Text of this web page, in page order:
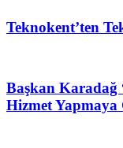
Teknokent’ten
Başkan Karadağ
Hizmet Yapmaya